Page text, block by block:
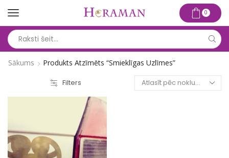
0
input
Sākums Produkts Atzīmēts “smieklīgas Uzlīmes”
Filters